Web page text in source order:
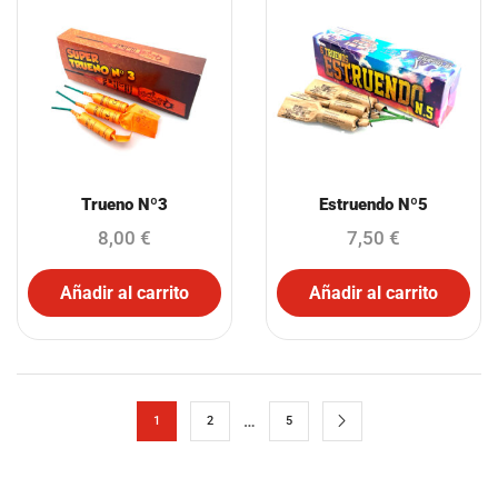
Trueno Nº3
8,00 €
Añadir al carrito
Estruendo Nº5
7,50 €
Añadir al carrito
1 2 … 5